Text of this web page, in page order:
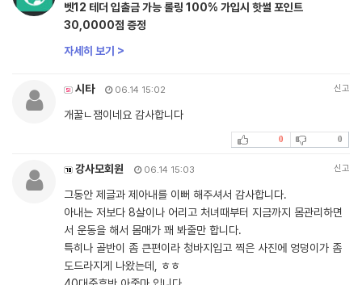
벳12 테더 입출금 가능 롤링 100% 가입시 핫썰 포인트
30,0000점 증정
자세히 보기 >
시타 06.14 15:02 신고
개꿀ㄴ잼이네요 감사합니다
0 0
강사모회원 06.14 15:03 신고
그동안 제글과 제아내를 이뻐 해주셔서 감사합니다.
아내는 저보다 8살이나 어리고 처녀때부터 지금까지 몸관리하면
서 운동을 해서 몸매가 꽤 봐줄만 합니다.
특히나 골반이 좀 큰편이라 청바지입고 찍은 사진에 엉덩이가 좀
도드라지게 나왔는데, ㅎㅎ